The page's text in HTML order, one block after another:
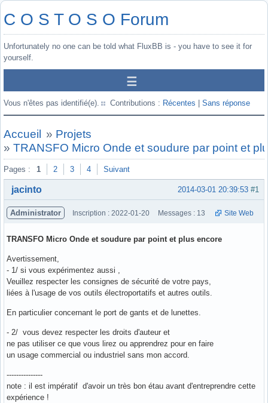
C O S T O S O Forum
Unfortunately no one can be told what FluxBB is - you have to see it for
yourself.
Vous n'êtes pas identifié(e). Contributions : Récentes Sans réponse
Accueil » Projets
» TRANSFO Micro Onde et soudure par point et
Pages : 1 2 3 4 Suivant
#1
2014-03-01 20:39:53
jacinto
Administrator Inscription : 2022-01-20 Messages : 13 Site Web
TRANSFO Micro Onde et soudure par point et plus encore
Avertissement,
- 1/ si vous expérimentez aussi ,
Veuillez respecter les consignes de sécurité de votre pays,
liées à l'usage de vos outils électroportatifs et autres outils.
En particulier concernant le port de gants et de lunettes.
- 2/ vous devez respecter les droits d'auteur et
ne pas utiliser ce que vous lirez ou apprendrez pour en faire
un usage commercial ou industriel sans mon accord.
---------------
note : il est impératif d'avoir un très bon étau avant d'entreprendre cette
expérience !